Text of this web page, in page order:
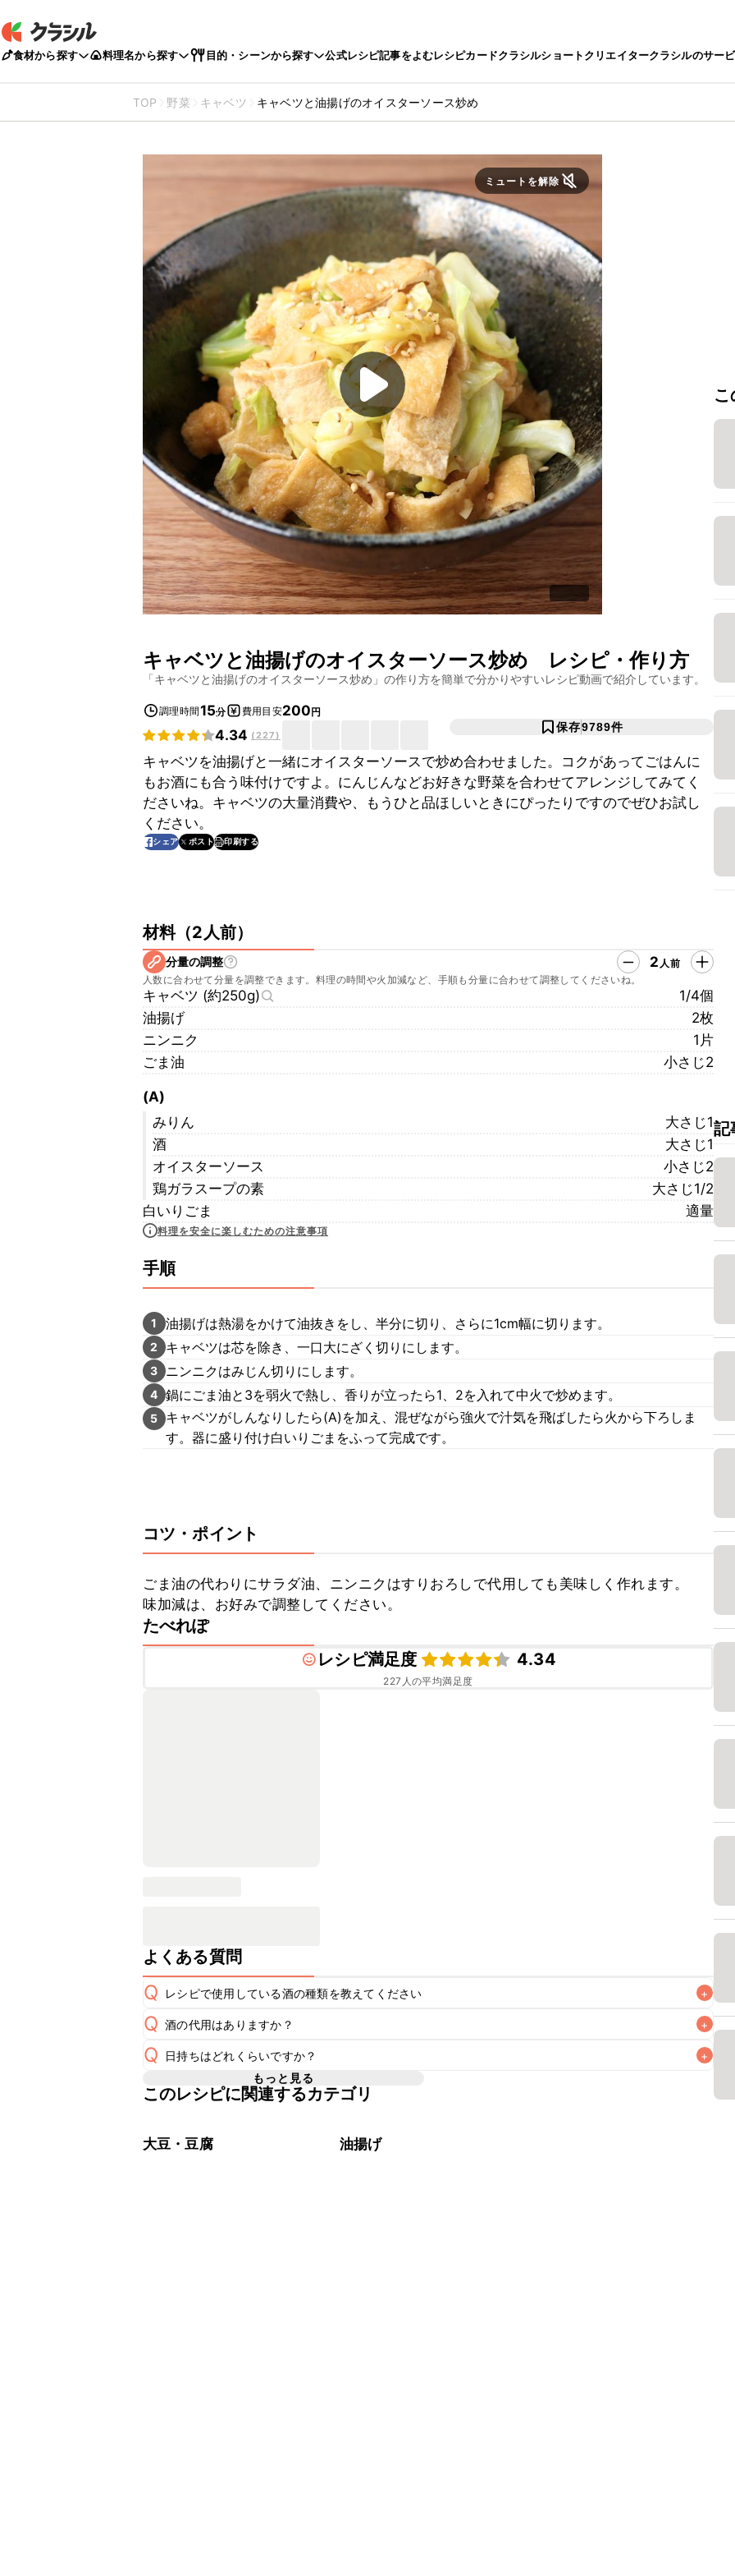
食材から探す 料理名から探す 目的・シーンから探す 公式レシピ記事をよむレシピカードクラシルショートクリエイタークラシルのサー
TOP 野菜 キャベツ キャベツと油揚げのオイスターソース炒め
ミュートを解除
キャベツと油揚げのオイスターソース炒め レシピ・作り方
「キャベツと油揚げのオイスターソース炒め 」の作り方を簡単で分かりやすいレシピ動画で紹介しています。
調理時間15分 費用目安200円
4.34 (227)
保存9789件
キャベツを油揚げと一緒にオイスターソースで炒め合わせました。コクがあってごはんに
もお酒にも合う味付けですよ。にんじんなどお好きな野菜を合わせてアレンジしてみてく
ださいね。キャベツの大量消費や、もうひと品ほしいときにぴったりですのでぜひお試し
ください。
シェア ポスト 印刷する
材料（2人前）
分量の調整 2 人前
人数に合わせて分量を調整できます。料理の時間や火加減など、手順も分量に合わせて調整してくださいね。
キャベツ (約250g)
1/4個
油揚げ
2枚
ニンニク
1片
ごま油
小さじ2
(A)
みりん
大さじ1
酒
大さじ1
オイスターソース
小さじ2
鶏ガラスープの素
大さじ1/2
白いりごま
適量
料理を安全に楽しむための注意事項
手順
1 油揚げは熱湯をかけて油抜きをし、半分に切り、さらに1cm幅に切ります。
2 キャベツは芯を除き、一口大にざく切りにします。
3 ニンニクはみじん切りにします。
4 鍋にごま油と3を弱火で熱し、香りが立ったら1、2を入れて中火で炒めます。
5
キャベツがしんなりしたら(A)を加え、混ぜながら強火で汁気を飛ばしたら火から下ろしま
す。器に盛り付け白いりごまをふって完成です。
コツ・ポイント
ごま油の代わりにサラダ油、ニンニクはすりおろしで代用しても美味しく作れます。
味加減は、お好みで調整してください。
たべれぽ
レシピ満足度
4.34
227 人の平均満足度
よくある質問
Q レシピで使用している酒の種類を教えてください +
A
Q 酒の代用はありますか？ +
A
Q 日持ちはどれくらいですか？ +
A
保存期間は冷蔵で翌日中が目安です。なるべくお早めにお召し上がりください。
もっと見る
このレシピに関連するカテゴリ
大豆・豆腐 油揚げ
記